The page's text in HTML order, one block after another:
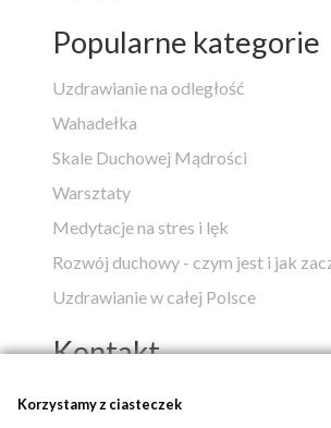
Popularne kategorie
Uzdrawianie na odległość
Wahadełka
Skale Duchowej Mądrości
Warsztaty
Medytacje na stres i lęk
Rozwój duchowy - czym jest i jak
Uzdrawianie w całej Polsce
Kontakt
Popko - Centrum Medytacji i
Korzystamy z ciasteczek